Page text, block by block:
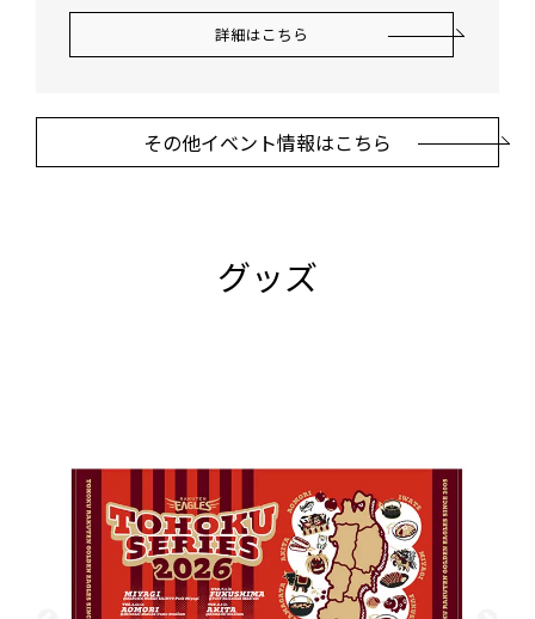
詳細はこちら
その他イベント情報はこちら
グッズ